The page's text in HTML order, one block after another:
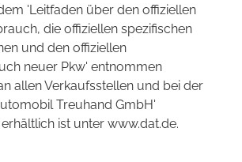
'Leitfaden über den offiziellen
die offiziellen spezifischen
und den offiziellen
neuer Pkw' entnommen
allen Verkaufsstellen und bei der
Treuhand GmbH'
ist unter www.dat.de.